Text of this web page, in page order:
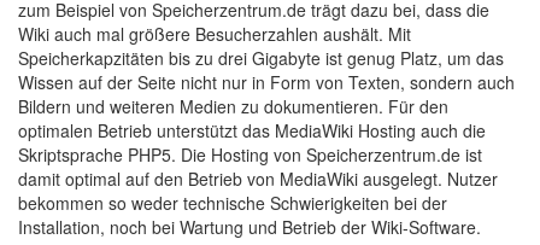
zum Beispiel von Speicherzentrum.de trägt dazu bei, dass die
Wiki auch mal größere Besucherzahlen aushält. Mit
Speicherkapzitäten bis zu drei Gigabyte ist genug Platz, um das
Wissen auf der Seite nicht nur in Form von Texten, sondern auch
Bildern und weiteren Medien zu dokumentieren. Für den
optimalen Betrieb unterstützt das MediaWiki Hosting auch die
Skriptsprache PHP5. Die Hosting von Speicherzentrum.de ist
damit optimal auf den Betrieb von MediaWiki ausgelegt. Nutzer
bekommen so weder technische Schwierigkeiten bei der
Installation, noch bei Wartung und Betrieb der Wiki-Software.